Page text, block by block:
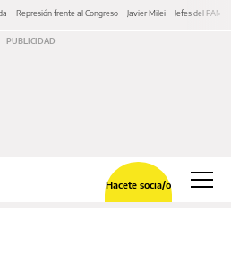
Represión frente al Congreso Javier Milei Jefes del PAMI
Hacete socia/o